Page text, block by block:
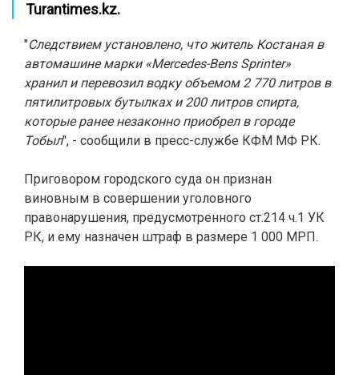
Turantimes.kz.
"Следствием установлено, что житель Костаная в
автомашине марки «Mercedes-Bens Sprinter»
хранил и перевозил водку объемом 2 770 литров в
пятилитровых бутылках и 200 литров спирта,
которые ранее незаконно приобрел в городе
Тобыл", - сообщили в пресс-службе КФМ МФ РК.
Приговором городского суда он признан
виновным в совершении уголовного
правонарушения, предусмотренного ст.214 ч.1 УК
РК, и ему назначен штраф в размере 1 000 МРП.